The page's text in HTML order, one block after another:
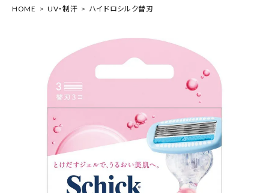
tune 絞り込んで検索する
ACCOUNT MENU
ようこそ ゲスト 様
新着商品
HOME
UV・制汗 ハイドロシルク替刃